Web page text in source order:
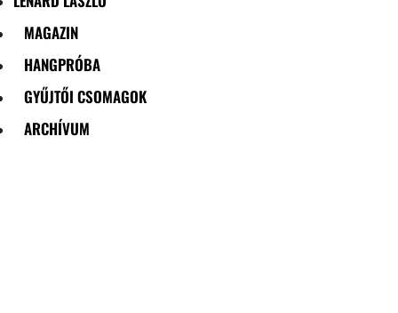
MAGAZIN
HANGPRÓBA
GYŰJTŐI CSOMAGOK
ARCHÍVUM